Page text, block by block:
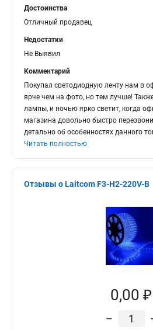
Достоинства
Отличный продавец
Недостатки
Не Выявил
Комментарий
Покупал светодиодную ленту нам в
ярче чем на фото, но тем лучше!
лампы, и ночью ярко светит, когда
магазина довольно быстро
детально об особенностях данного
Читать полностью
Отзывы о Laitcom F3-H2-220V-B
0,00 ₽
–